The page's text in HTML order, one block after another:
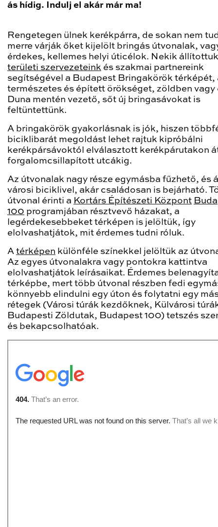
ás hídig. Indulj el akár már ma!
Rengetegen ülnek kerékpárra, de sokan nem
merre várják őket kijelölt bringás útvonalak,
érdekes, kellemes helyi úticélok. Nekik
területi szervezeteink és szakmai partnereink
segítségével a Budapest Bringakörök térképét,
természetes és épített örökséget, zöldben vagy
Duna mentén vezető, sőt új bringasávokat is
feltüntettünk.
A bringakörök gyakorlásnak is jók, hiszen
biciklibarát megoldást lehet rajtuk kipróbálni
kerékpársávoktól elválasztott kerékpárutakon
forgalomcsillapított utcákig.
Az útvonalak nagy része egymásba fűzhető, és
városi biciklivel, akár családosan is bejárható.
útvonal érinti a Kortárs Építészeti Központ
100 programjában résztvevő házakat, a
legérdekesebbeket térképen is jelöltük, így
elolvashatjátok, mit érdemes tudni róluk.
A térképen különféle színekkel jelöltük az
Az egyes útvonalakra vagy pontokra kattintva
elolvashatjátok leírásaikat. Érdemes
térképbe, mert több útvonal részben fedi
könnyebb elindulni egy úton és folytatni egy
rétegek (Városi túrák kezdőknek, Külvárosi
Budapesti Zöldutak, Budapest 100) tetszés
és bekapcsolhatóak.